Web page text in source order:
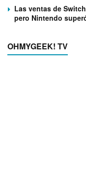
Las ventas de
pero Nintendo
OHMYGEEK! TV